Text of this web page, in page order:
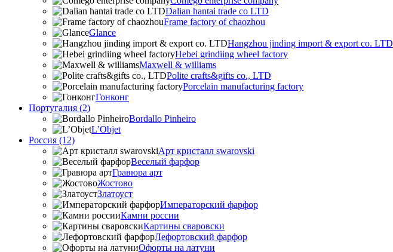
Dalian hantai trade co LTD
Frame factory of chaozhou
Glance
Hangzhou jinding import & export co. LTD
Hebei grindiing wheel factory
Maxwell & williams
Polite crafts&gifts co., LTD
Porcelain manufacturing factory
Гонконг
Португалия (2)
Bordallo Pinheiro
L’Objet
Россия (12)
Арт кристалл swarovski
Веселый фарфор
Гравюра арт
Жостово
Златоуст
Императорский фарфор
Камни россии
Картины сваровски
Лефортовский фарфор
Офорты на латуни